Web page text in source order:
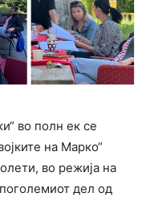
во полн ек се
на Марко“
во режија на
дел од